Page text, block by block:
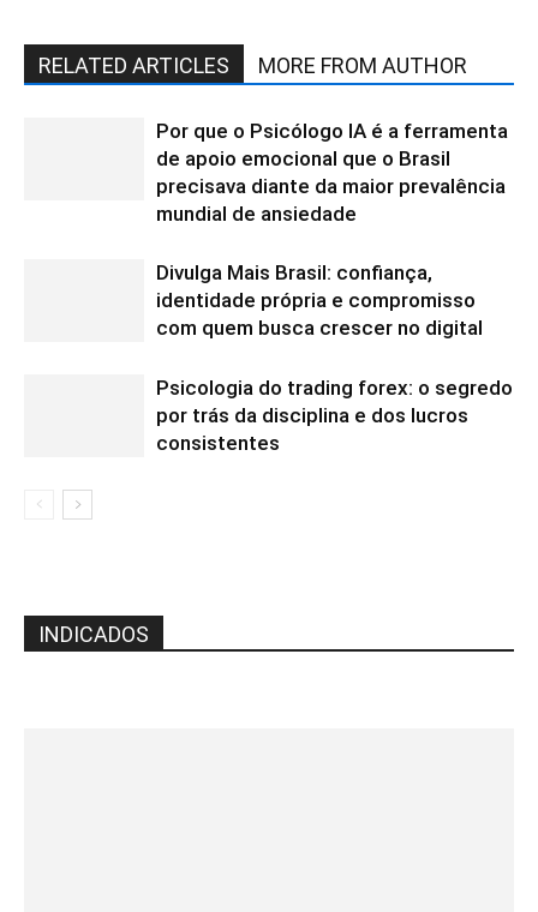
RELATED ARTICLES MORE FROM AUTHOR
Por que o Psicólogo IA é a ferramenta
de apoio emocional que o Brasil
precisava diante da maior prevalência
mundial de ansiedade
Divulga Mais Brasil: confiança,
identidade própria e compromisso
com quem busca crescer no digital
Psicologia do trading forex: o segredo
por trás da disciplina e dos lucros
consistentes
INDICADOS